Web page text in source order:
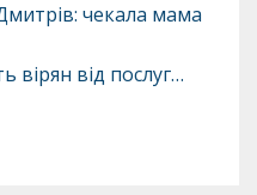
чекала мама
вірян від послуг…